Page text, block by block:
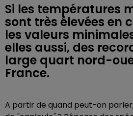
Si les températures
sont très élevées en
les valeurs
elles aussi, des
large quart nord-
France.
A partir de quand peut-on